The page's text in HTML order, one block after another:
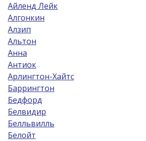
Айленд Лейк
Алгонкин
Алзип
Альтон
Анна
Антиок
Арлингтон-Хайтс
Баррингтон
Бедфорд
Белвидир
Белльвилль
Белойт